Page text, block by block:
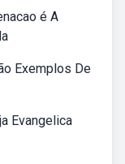
é A
Exemplos De
Evangelica